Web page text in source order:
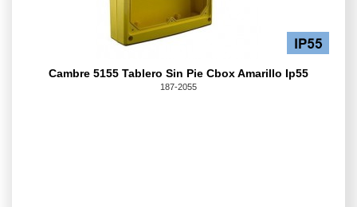
Cambre 5155 Tablero Sin Pie Cbox Amarillo Ip55
187-2055